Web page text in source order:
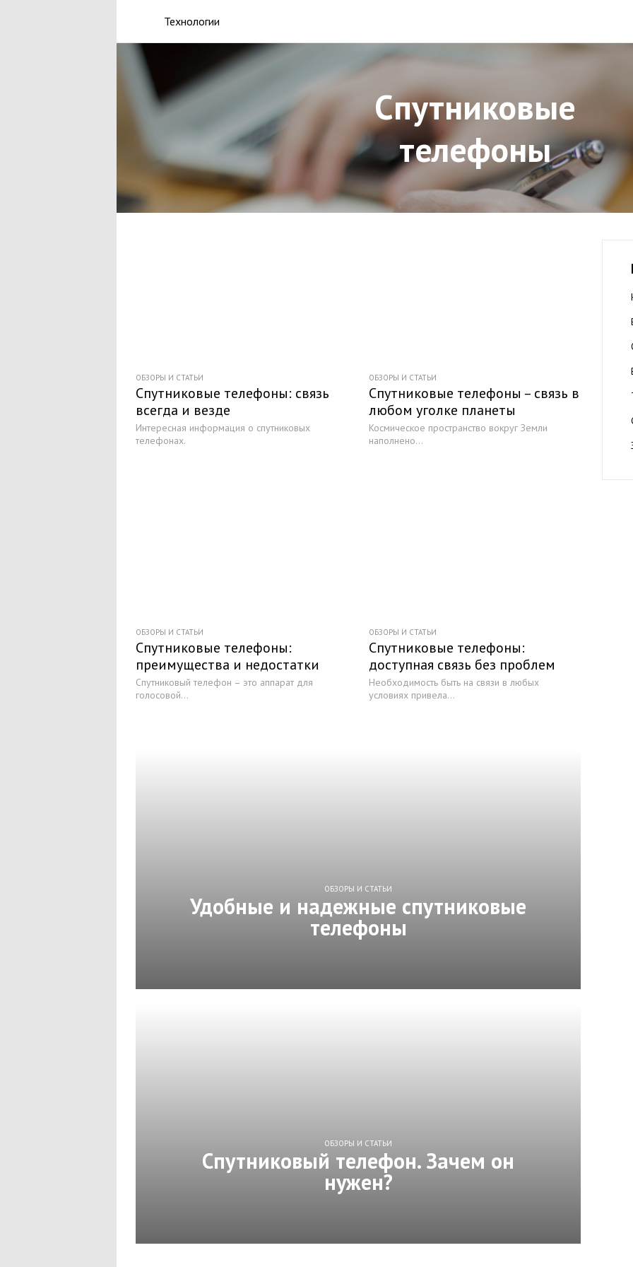
Технологии
Спутниковые
телефоны
ОБЗОРЫ И СТАТЬИ
Спутниковые телефоны: связь
всегда и везде
Интересная информация о спутниковых
телефонах.
ОБЗОРЫ И СТАТЬИ
Спутниковые телефоны – связь в
любом уголке планеты
Космическое пространство вокруг Земли
наполнено...
ОБЗОРЫ И СТАТЬИ
Спутниковые телефоны:
преимущества и недостатки
Спутниковый телефон – это аппарат для
голосовой...
ОБЗОРЫ И СТАТЬИ
Спутниковые телефоны:
доступная связь без проблем
Необходимость быть на связи в любых
условиях привела...
ОБЗОРЫ И СТАТЬИ
Удобные и надежные спутниковые
телефоны
ОБЗОРЫ И СТАТЬИ
Спутниковый телефон. Зачем он
нужен?